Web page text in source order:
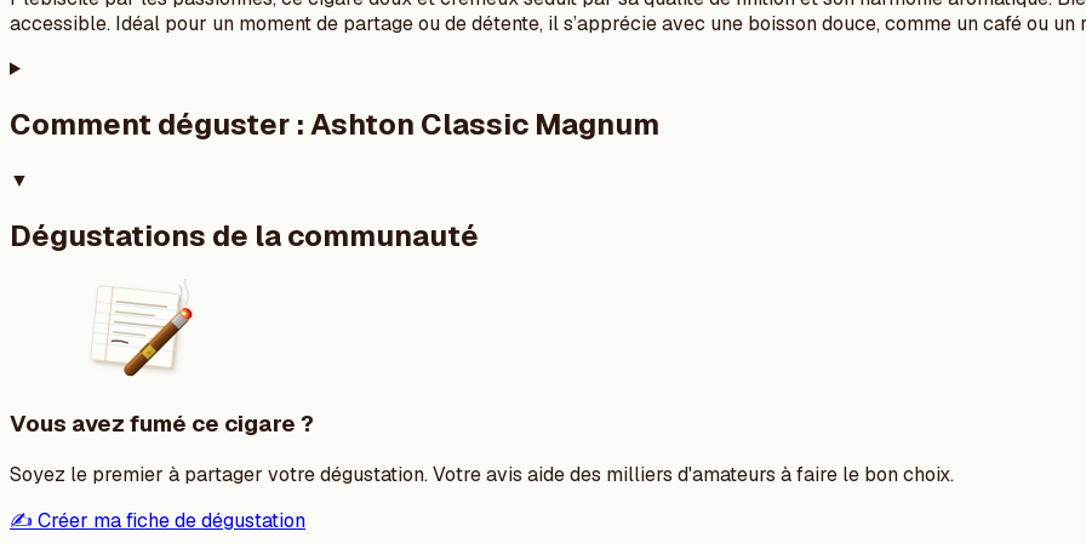
accessible. Idéal pour un moment de partage ou de détente, il s’apprécie avec une boisson douce, comme un café ou un
Comment déguster :Ashton Classic Magnum
▼
Dégustations de la communauté
Vous avez fumé ce cigare ?
Soyez le premier à partager votre dégustation. Votre avis aide des milliers d'amateurs à faire le bon choix.
✍️ Créer ma fiche de dégustation